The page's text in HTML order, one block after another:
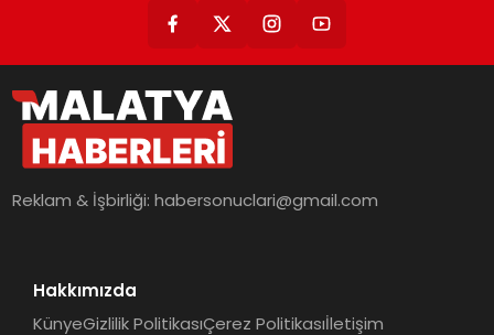
Reklam & İşbirliği:habersonuclari@gmail.com
Hakkımızda
KünyeGizlilik PolitikasıÇerez Politikasıİletişim